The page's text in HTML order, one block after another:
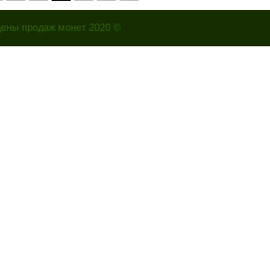
продаж монет 2020 ©